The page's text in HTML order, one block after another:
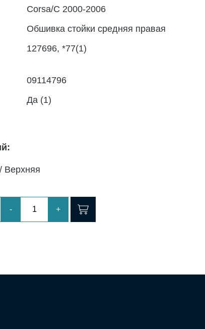
Corsa/C 2000-2006
Обшивка стойки средняя правая
127696, *77(1)
09114796
Да (1)
Верхняя
- +